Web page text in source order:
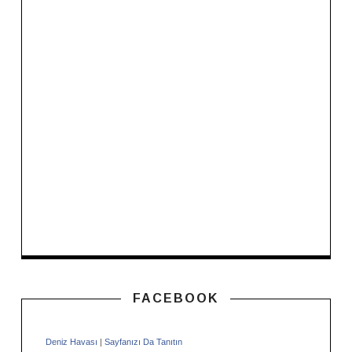
FACEBOOK
Deniz Havası | Sayfanızı Da Tanıtın